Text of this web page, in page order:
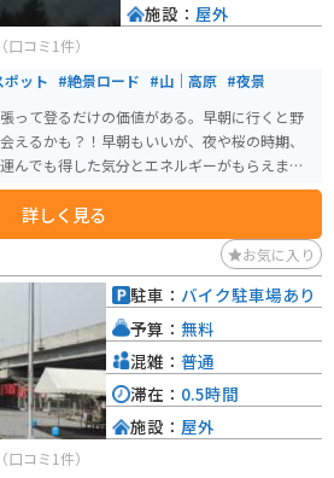
（口コミ1件）
ポット #絶景ロード #山｜高原 #夜景
って登るだけの価値がある。早朝に行くと野
えるかも？！早朝もいいが、夜や桜の時期、
んでも得した気分とエネルギーがもらえま
詳しく見る
施設： 屋外
お気に入り
（口コミ1件）
駐車： バイク駐車場あり
予算： 無料
混雑： 普通
滞在： 0.5時間
施設： 屋外